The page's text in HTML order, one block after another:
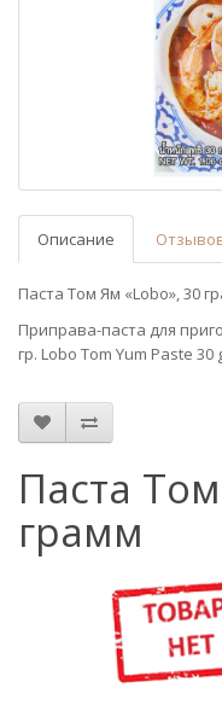
Описание
Паста Том Ям «Lobo», 30
Приправа-паста для
гр. Lobo Tom Yum Paste 30
Паста
грамм